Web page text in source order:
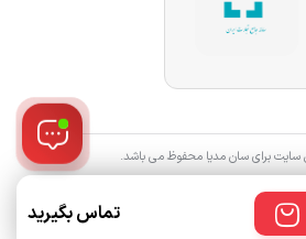
تماس بگیرید
سایت برای سان مدیا محفوظ می باشد.